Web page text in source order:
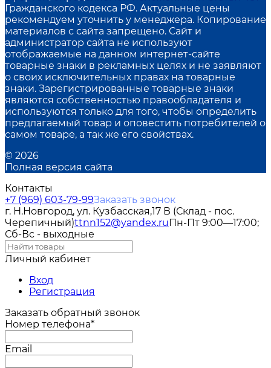
Гражданского кодекса РФ. Актуальные цены
рекомендуем уточнить у менеджера. Копирование
материалов с сайта запрещено. Сайт и
администратор сайта не используют
отображаемые на данном интернет-сайте
товарные знаки в рекламных целях и не заявляют
о своих исключительных правах на товарные
знаки. Зарегистрированные товарные знаки
являются собственностью правообладателя и
используются только для того, чтобы определить
предлагаемый товар и оповестить потребителей о
самом товаре, а так же его свойствах.
© 2026
Полная версия сайта
Контакты
+7 (969) 603-79-99Заказать звонок
г. Н.Новгород, ул. Кузбасская,17 В (Склад - пос.
Черепичный)ttnn152@yandex.ruПн-Пт 9:00—17:00;
Сб-Вс - выходные
Личный кабинет
Вход
Регистрация
Заказать обратный звонок
Номер телефона*
Email